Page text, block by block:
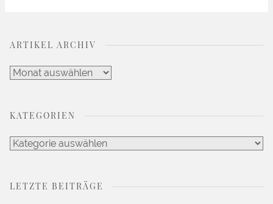
ARTIKEL ARCHIV
Artikel
KATEGORIEN
Kategorien
LETZTE BEITRÄGE